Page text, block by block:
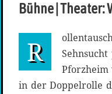
Bühne | Theater:
R
Pforzheim
in der Doppelrolle